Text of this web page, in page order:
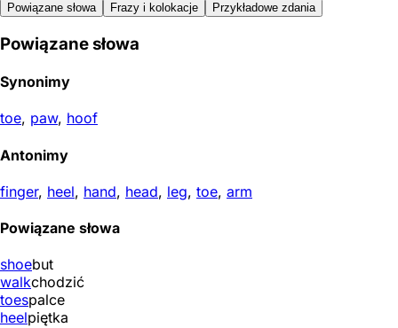
Powiązane słowa Frazy i kolokacje Przykładowe zdania
Powiązane słowa
Synonimy
toe, paw, hoof
Antonimy
finger, heel, hand, head, leg, toe, arm
Powiązane słowa
shoebut
walkchodzić
toespalce
heelpiętka